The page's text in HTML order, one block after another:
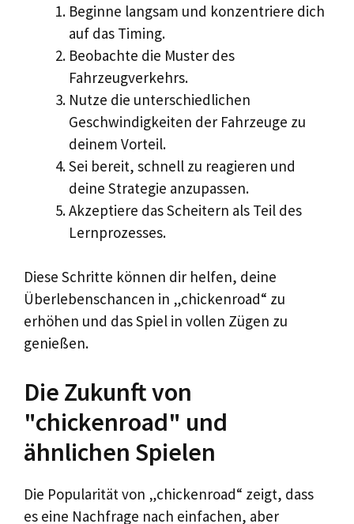
Beginne langsam und konzentriere dich
auf das Timing.
Beobachte die Muster des
Fahrzeugverkehrs.
Nutze die unterschiedlichen
Geschwindigkeiten der Fahrzeuge zu
deinem Vorteil.
Sei bereit, schnell zu reagieren und
deine Strategie anzupassen.
Akzeptiere das Scheitern als Teil des
Lernprozesses.
Diese Schritte können dir helfen, deine
Überlebenschancen in „chickenroad“ zu
erhöhen und das Spiel in vollen Zügen zu
genießen.
Die Zukunft von
"chickenroad" und
ähnlichen Spielen
Die Popularität von „chickenroad“ zeigt, dass
es eine Nachfrage nach einfachen, aber